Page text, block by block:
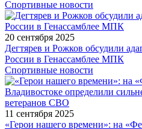
Спортивные новости
20 сентября 2025
Дегтярев и Рожков обсудили
России в Генассамблее МПК
Спортивные новости
11 сентября 2025
«Герои нашего времени»: на